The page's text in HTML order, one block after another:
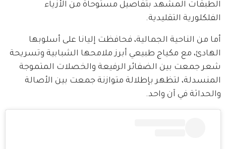
الطبقات المشهد بتفاصيل مستوحاة من الأزياء
الفلكلورية التقليدية.
أما من الناحية الجمالية، فحافظت إليانا على أسلوبها
الهادئ، مع مكياج طبيعي أبرز ملامحها الشبابية وتسريحة
شعر جمعت بين الضفائر الرفيعة والخصلات المتموجة
المنسدلة، لتظهر بإطلالة متوازنة جمعت بين الأصالة
والحداثة في آن واحد.